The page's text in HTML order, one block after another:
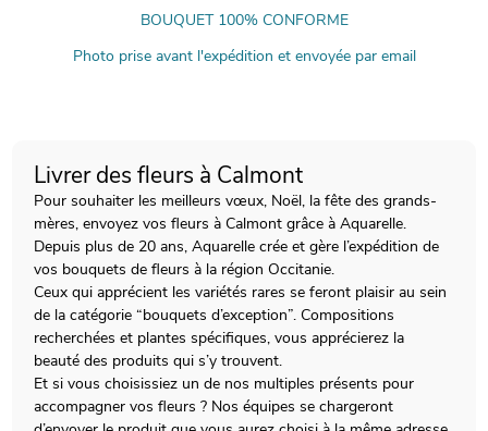
BOUQUET 100% CONFORME
Photo prise avant l'expédition et envoyée par email
Livrer des fleurs à Calmont
Pour souhaiter les meilleurs vœux, Noël, la fête des grands-
mères, envoyez vos fleurs à Calmont grâce à Aquarelle.
Depuis plus de 20 ans, Aquarelle crée et gère l’expédition de
vos bouquets de fleurs à la région Occitanie.
Ceux qui apprécient les variétés rares se feront plaisir au sein
de la catégorie “bouquets d’exception”. Compositions
recherchées et plantes spécifiques, vous apprécierez la
beauté des produits qui s’y trouvent.
Et si vous choisissiez un de nos multiples présents pour
accompagner vos fleurs ? Nos équipes se chargeront